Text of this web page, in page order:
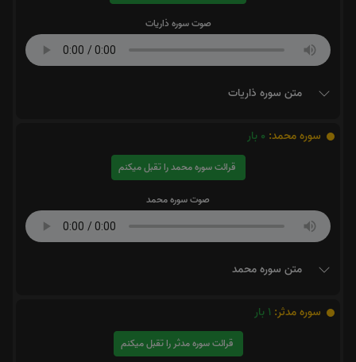
صوت سوره ذاریات
متن سوره ذاریات
سوره محمد: 0 بار
قرائت سوره محمد را تقبل میکنم
صوت سوره محمد
متن سوره محمد
سوره مدثر: 1 بار
قرائت سوره مدثر را تقبل میکنم